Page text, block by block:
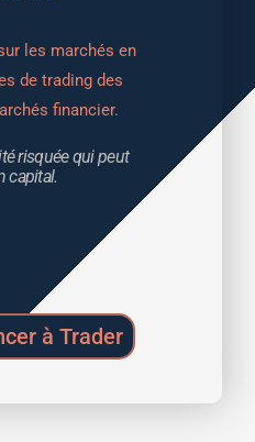
les marchés en
de trading des
financier.
risquée qui peut
capital.
à Trader